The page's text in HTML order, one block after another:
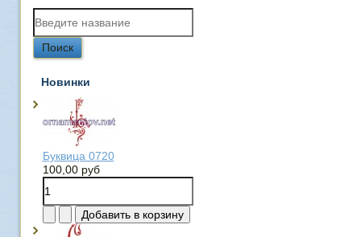
Новинки
Буквица 0720
100,00 руб